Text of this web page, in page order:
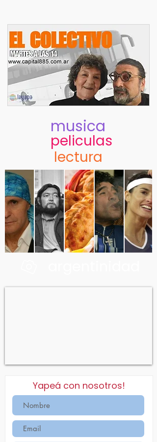
musica
peliculas
lectura
Yapeá con nosotros!